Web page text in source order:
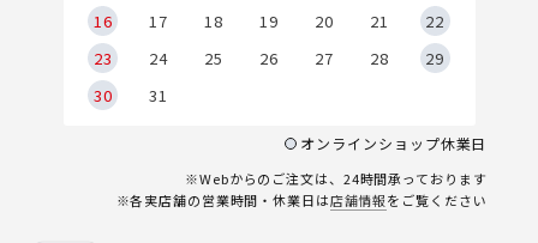
16
17 18 19 20 21
22
23
24 25 26 27 28
29
30
31
オンラインショップ休業日
※Webからのご注文は、24時間承っております
※各実店舗の営業時間・休業日は店舗情報をご覧ください